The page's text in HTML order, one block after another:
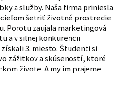
a služby. Naša firma priniesla
šetriť životné prostredie
Porotu zaujala marketingová
a v silnej konkurencii
3. miesto. Študenti si
zážitkov a skúseností, ktoré
živote. A my im prajeme